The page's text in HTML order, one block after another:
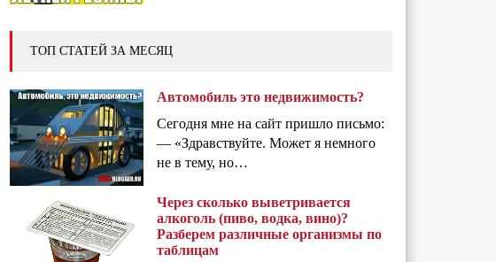
ТОП СТАТЕЙ ЗА МЕСЯЦ
Автомобиль это недвижимость?
Сегодня мне на сайт пришло письмо:
— «Здравствуйте. Может я немного
не в тему, но…
Через сколько выветривается
алкоголь (пиво, водка, вино)?
Разберем различные организмы по
таблицам